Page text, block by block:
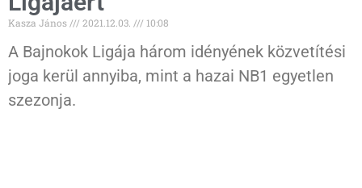
Kasza János 2021.12.03. 10:08
A Bajnokok Ligája három idényének közvetítési
joga kerül annyiba, mint a hazai NB1 egyetlen
szezonja.